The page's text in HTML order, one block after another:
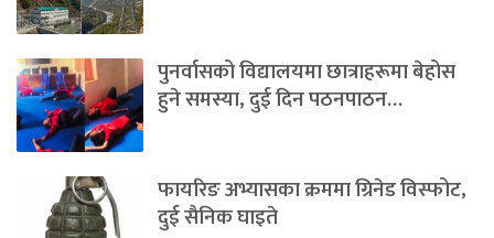
पुनर्वासको विद्यालयमा छात्राहरूमा बेहोस
हुने समस्या, दुई दिन पठनपाठन…
फायरिङ अभ्यासका क्रममा ग्रिनेड विस्फोट,
दुई सैनिक घाइते